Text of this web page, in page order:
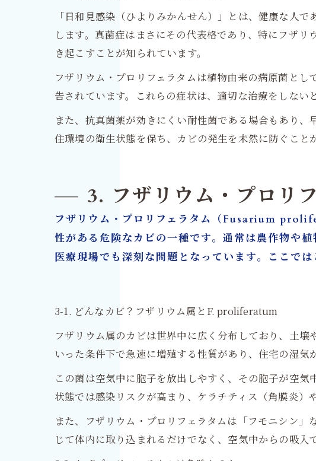
「日和見感染（ひよりみかんせん）」とは、健康な人
します。真菌症はまさにその代表格であり、特にフザ
き起こすことが知られています。
フザリウム・プロリフェラタムは植物由来の病原菌と
告されています。これらの症状は、適切な治療をしない
また、抗真菌薬が効きにくい耐性菌である場合もあり
住環境の衛生状態を保ち、カビの発生を未然に防ぐこと
3. フザリウム・プロリ
フザリウム・プロリフェラタム（Fusarium
性がある危険なカビの一種です。通常は農作物や
医療現場でも深刻な問題となっています。ここで
3-1. どんなカビ？フザリウム属とF. proliferatum
フザリウム属のカビは世界中に広く分布しており、土
いった条件下で急速に増殖する性質があり、住宅の湿気
この菌は空気中に胞子を放出しやすく、その胞子が空
状態では感染リスクが高まり、ケラチティス（角膜炎）
また、フザリウム・プロリフェラタムは「フモニシン
じて体内に取り込まれるだけでなく、空気中からの吸入